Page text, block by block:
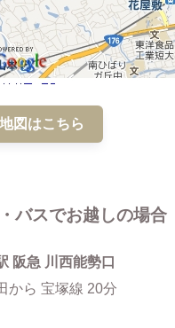
図はこちら
バスでお越しの場合
阪急 川西能勢口
から 宝塚線 20分